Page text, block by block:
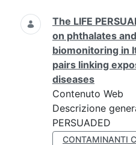
The LIFE
on phthalates
biomonitoring in
pairs linking
diseases
Contenuto Web
Descrizione
PERSUADED
CONTAMINANTI